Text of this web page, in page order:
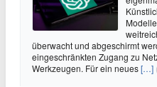
überwacht und abgeschirmt
eingeschränkten Zugang zu
Werkzeugen. Für ein neues[…]